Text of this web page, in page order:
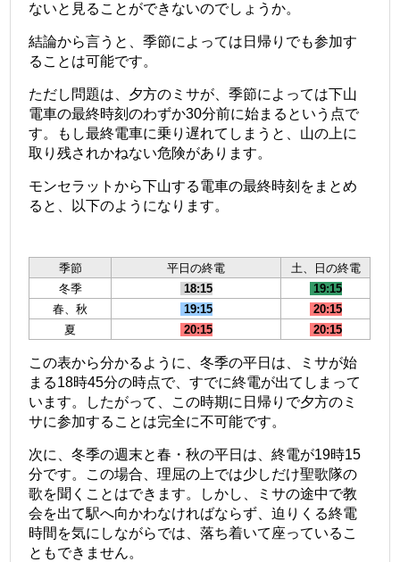
ないと見ることができないのでしょうか。
結論から言うと、季節によっては日帰りでも参加す
ることは可能です。
ただし問題は、夕方のミサが、季節によっては下山
電車の最終時刻のわずか30分前に始まるという点で
す。もし最終電車に乗り遅れてしまうと、山の上に
取り残されかねない危険があります。
モンセラットから下山する電車の最終時刻をまとめ
ると、以下のようになります。
季節 平日の終電
土、日の終電
冬季
18:15
19:15
春、秋
19:15
20:15
夏
20:15 20:15
この表から分かるように、冬季の平日は、ミサが始
まる18時45分の時点で、すでに終電が出てしまって
います。したがって、この時期に日帰りで夕方のミ
サに参加することは完全に不可能です。
次に、冬季の週末と春・秋の平日は、終電が19時15
分です。この場合、理屈の上では少しだけ聖歌隊の
歌を聞くことはできます。しかし、ミサの途中で教
会を出て駅へ向かわなければならず、迫りくる終電
時間を気にしながらでは、落ち着いて座っているこ
ともできません。